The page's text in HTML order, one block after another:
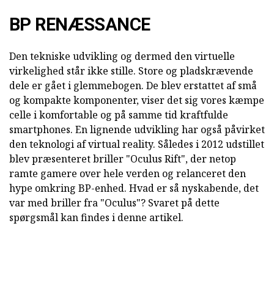
BP RENÆSSANCE
Den tekniske udvikling og dermed den virtuelle
virkelighed står ikke stille. Store og pladskrævende
dele er gået i glemmebogen. De blev erstattet af små
og kompakte komponenter, viser det sig vores kæmpe
celle i komfortable og på samme tid kraftfulde
smartphones. En lignende udvikling har også påvirket
den teknologi af virtual reality. Således i 2012 udstillet
blev præsenteret briller "Oculus Rift", der netop
ramte gamere over hele verden og relanceret den
hype omkring BP-enhed. Hvad er så nyskabende, det
var med briller fra "Oculus"? Svaret på dette
spørgsmål kan findes i denne artikel.